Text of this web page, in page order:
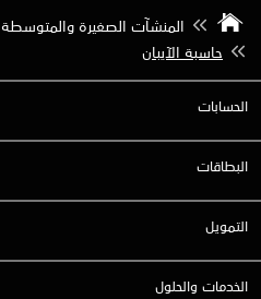
المنشآت الصغيرة والمتوسطة
حاسبة الآيبان
الحسابات
البطاقات
التمويل
الخدمات والحلول